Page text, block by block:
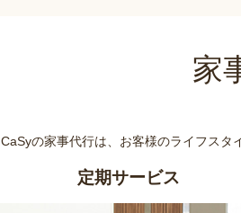
家
CaSyの家事代行は、お客様のライフスタ
定期サービス